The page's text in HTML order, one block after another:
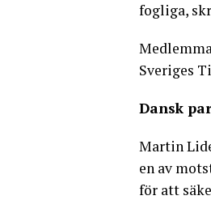
fogliga,
Sveriges
Dansk
Martin
en av
för att